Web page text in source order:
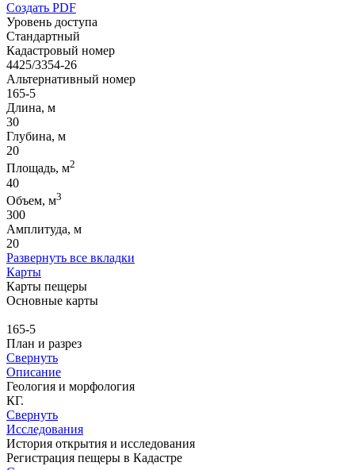
Создать PDF
Уровень доступа
Стандартный
Кадастровый номер
4425/3354-26
Альтернативный номер
165-5
Длина, м
30
Глубина, м
20
Площадь, м2
40
Объем, м3
300
Амплитуда, м
20
Развернуть все вкладки
Карты
Карты пещеры
Основные карты
165-5
План и разрез
Свернуть
Описание
Геология и морфология
КГ.
Свернуть
Исследования
История открытия и исследования
Регистрация пещеры в Кадастре